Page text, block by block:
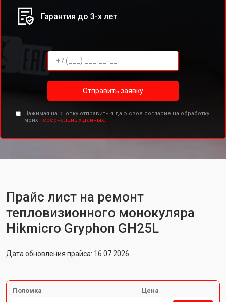
Гарантия до 3-х лет
Отправить заявку
Нажимая на кнопку отправить я даю свое согласие на обработку
моих персональных данных.
Прайс лист на ремонт
тепловизионного монокуляра
Hikmicro Gryphon GH25L
Дата обновления прайса: 16.07.2026
Поломка Цена